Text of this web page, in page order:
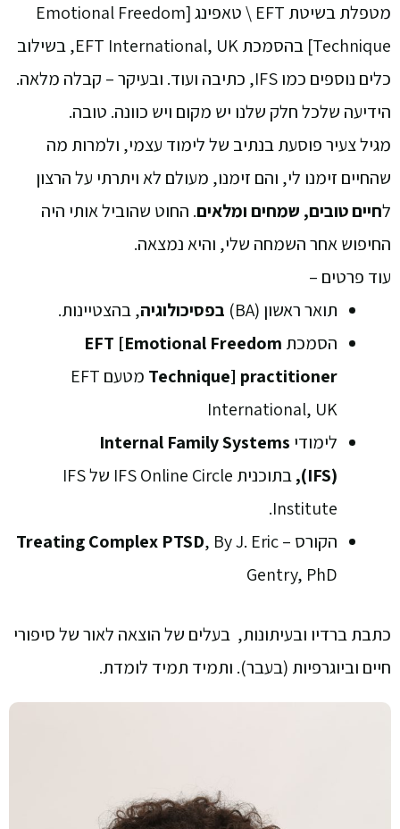
מטפלת בשיטת EFT \ טאפינג [Emotional Freedom
Technique] בהסמכת EFT International, UK, בשילוב
כלים נוספים כמו IFS, כתיבה ועוד. ובעיקר – קבלה מלאה.
הידיעה שלכל חלק שלנו יש מקום ויש כוונה. טובה.
מגיל צעיר פוסעת בנתיב של לימוד עצמי, ולמרות מה
שהחיים זימנו לי, והם זימנו, מעולם לא ויתרתי על הרצון
לחיים טובים, שמחים ומלאים. החוט שהוביל אותי היה
החיפוש אחר השמחה שלי, והיא נמצאה.
עוד פרטים –
תואר ראשון (BA)
בפסיכולוגיה, בהצטיינות.
הסמכת EFT [Emotional Freedom
Technique] practitioner
מטעם EFT
International, UK
לימודי Internal Family Systems
(IFS),
בתוכנית IFS Online Circle של IFS
Institute.
הקורס –
TreatingComplex PTSD, By J. Eric
Gentry, PhD
כתבת ברדיו ובעיתונות, בעלים של הוצאה לאור של סיפורי
חיים וביוגרפיות (בעבר). ותמיד תמיד לומדת.